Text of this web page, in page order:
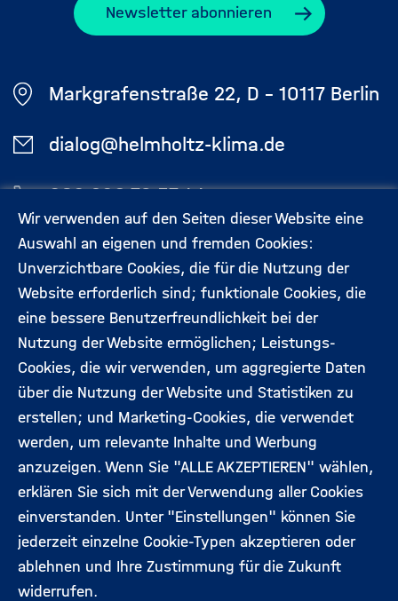
Wir verwenden auf den Seiten dieser Website eine
Auswahl an eigenen und fremden Cookies:
Unverzichtbare Cookies, die für die Nutzung der
Website erforderlich sind; funktionale Cookies, die
eine bessere Benutzerfreundlichkeit bei der
Nutzung der Website ermöglichen; Leistungs-
Cookies, die wir verwenden, um aggregierte Daten
über die Nutzung der Website und Statistiken zu
erstellen; und Marketing-Cookies, die verwendet
werden, um relevante Inhalte und Werbung
anzuzeigen. Wenn Sie "ALLE AKZEPTIEREN" wählen,
erklären Sie sich mit der Verwendung aller Cookies
einverstanden. Unter "Einstellungen" können Sie
jederzeit einzelne Cookie-Typen akzeptieren oder
ablehnen und Ihre Zustimmung für die Zukunft
widerrufen.
Newsletter abonnieren
Markgrafenstraße 22, D - 10117 Berlin
dialog@helmholtz-klima.de
030 206 79 57 44
Footermenü
(Hauptseite)
Aktuelles Kontakt
Veranstaltungen Datenschutz
Expert:innen Impressum
Folgen Sie uns: